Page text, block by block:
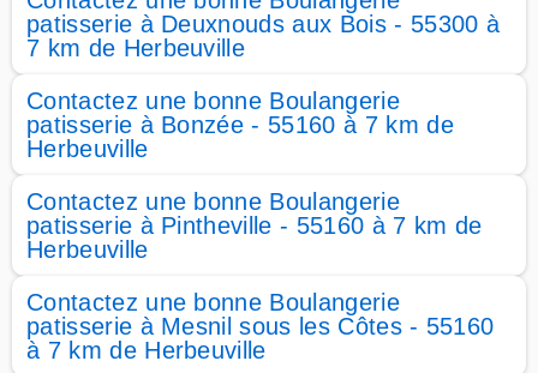
patisserie à Deuxnouds aux Bois - 55300 à
7 km de Herbeuville
Contactez une bonne Boulangerie
patisserie à Bonzée - 55160 à 7 km de
Herbeuville
Contactez une bonne Boulangerie
patisserie à Pintheville - 55160 à 7 km de
Herbeuville
Contactez une bonne Boulangerie
patisserie à Mesnil sous les Côtes - 55160
à 7 km de Herbeuville